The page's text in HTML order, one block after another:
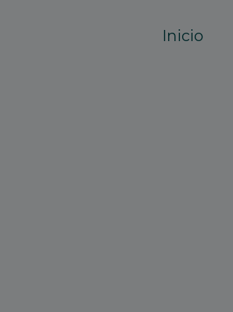
Inicio